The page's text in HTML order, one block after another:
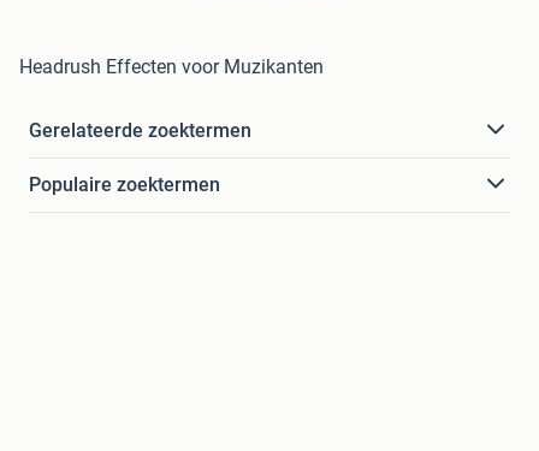
Headrush Effecten voor Muzikanten
Gerelateerde zoektermen
Populaire zoektermen